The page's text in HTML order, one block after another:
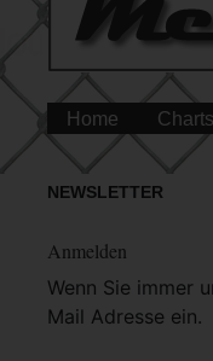
Home Charts
NEWSLETTER
Anmelden
Wenn Sie immer
Mail Adresse ein.